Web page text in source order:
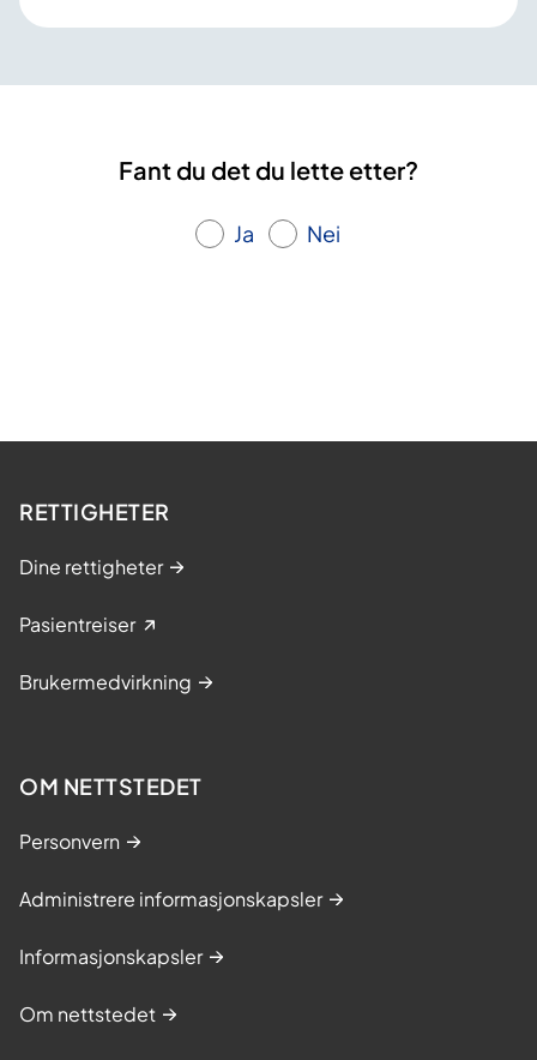
Fant du det du lette etter?
Ja Nei
RETTIGHETER
Dine rettigheter
Pasientreiser
Brukermedvirkning
OM NETTSTEDET
Personvern
Administrere informasjonskapsler
Informasjonskapsler
Om nettstedet